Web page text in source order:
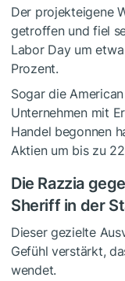
Der projekteigene
getroffen und fiel
Labor Day um
Prozent.
Sogar die
Unternehmen mit
Handel begonnen
Aktien um bis zu
Die Razzia
Sheriff in der
Dieser gezielte
Gefühl verstärkt,
wendet.